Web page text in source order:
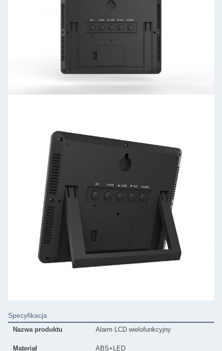
Specyfikacja
Nazwa produktu Alarm LCD wielofunkcyjny
Materiał ABS+LED